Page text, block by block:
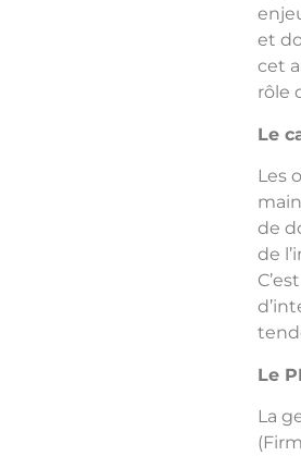
et
cet
rôle
Le
Les
de
de
Le
La